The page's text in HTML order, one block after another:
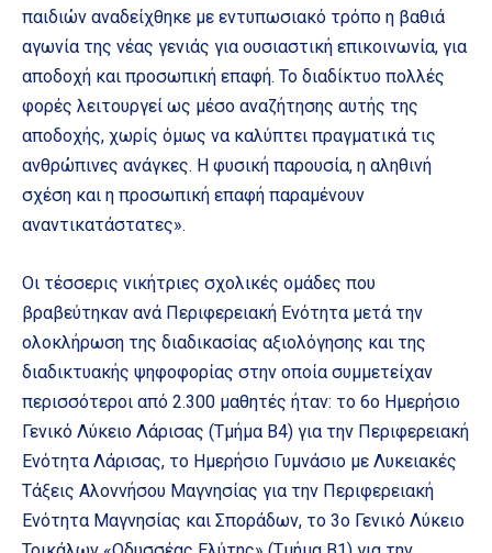
παιδιών αναδείχθηκε με εντυπωσιακό τρόπο η βαθιά
αγωνία της νέας γενιάς για ουσιαστική επικοινωνία, για
αποδοχή και προσωπική επαφή. Το διαδίκτυο πολλές
φορές λειτουργεί ως μέσο αναζήτησης αυτής της
αποδοχής, χωρίς όμως να καλύπτει πραγματικά τις
ανθρώπινες ανάγκες. Η φυσική παρουσία, η αληθινή
σχέση και η προσωπική επαφή παραμένουν
αναντικατάστατες».
Οι τέσσερις νικήτριες σχολικές ομάδες που
βραβεύτηκαν ανά Περιφερειακή Ενότητα μετά την
ολοκλήρωση της διαδικασίας αξιολόγησης και της
διαδικτυακής ψηφοφορίας στην οποία συμμετείχαν
περισσότεροι από 2.300 μαθητές ήταν: το 6ο Ημερήσιο
Γενικό Λύκειο Λάρισας (Τμήμα Β4) για την Περιφερειακή
Ενότητα Λάρισας, το Ημερήσιο Γυμνάσιο με Λυκειακές
Τάξεις Αλοννήσου Μαγνησίας για την Περιφερειακή
Ενότητα Μαγνησίας και Σποράδων, το 3ο Γενικό Λύκειο